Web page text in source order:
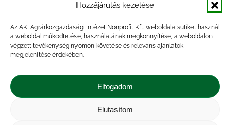
Hozzájárulás kezelése
Az AKI Agrárközgazdasági Intézet Nonprofit Kft. weboldala sütiket használ
a weboldal működtetése, használatának megkönnyítése, a weboldalon
végzett tevékenység nyomon követése és releváns ajánlatok
megjelenítése érdekében.
Elfogadom
Elutasítom
mezőgazdasági munkákról (2015.
augusztus 17-i operatív jelentések
alapján)
mezőgazdasági munkákról (2015. július
20-i operatív jelentések alapján)